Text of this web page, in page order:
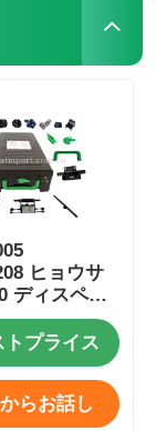
ヒョウサ
ディスペン
ットATM 部
トプライス
らお話し